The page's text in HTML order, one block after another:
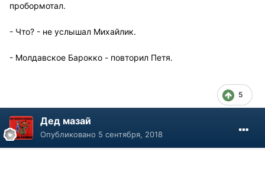
пробормотал.
- Что? - не услышал Михайлик.
- Молдавское Барокко - повторил Петя.
5
Дед мазай
Опубликовано 5 сентября, 2018